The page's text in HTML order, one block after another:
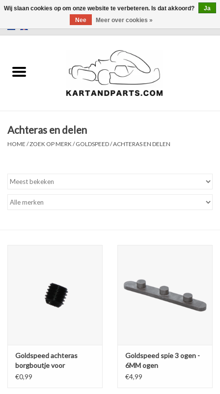
Sale
Kart Onderdelen
Banden
Motoren en onderdelen
Zoek op Merk
Achteras en delen
HOME /ZOEK OP MERK /GOLDSPEED/ACHTERAS EN DELEN
Goldspeed achteras
borgboutje voor
40/50MM lagers M8x1
€0,99
Goldspeed spie 3 ogen -
6MM ogen
€4,99
Wij slaan cookies op om onze website te verbeteren. Is dat akkoord?
Ja
Nee
Meer over cookies »